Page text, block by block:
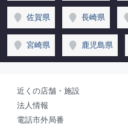
佐賀県 長崎県
宮崎県 鹿児島県
近くの店舗・施設
法人情報
電話市外局番